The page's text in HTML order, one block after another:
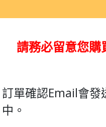
請務必留意您
訂單確認Email會發
中。